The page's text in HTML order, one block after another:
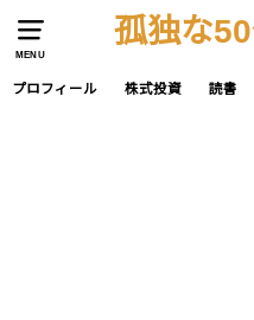
MENU
孤独な
プロフィール 株式投資 読書